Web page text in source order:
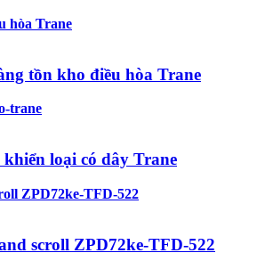
tồn kho điều hòa Trane
khiển loại có dây Trane
scroll ZPD72ke-TFD-522